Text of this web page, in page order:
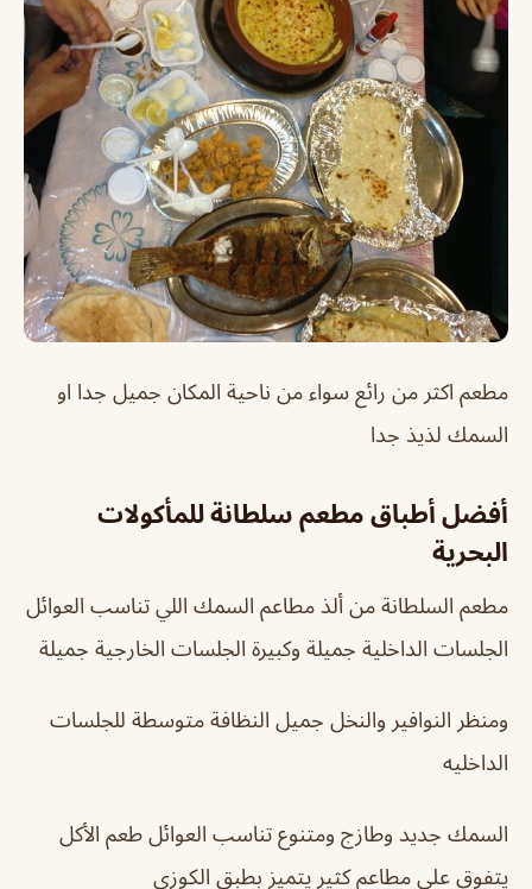
مطعم اكثر من رائع سواء من ناحية المكان جميل جدا او
السمك لذيذ جدا
أفضل أطباق مطعم سلطانة للمأكولات
البحرية
مطعم السلطانة من ألذ مطاعم السمك اللي تناسب العوائل
الجلسات الداخلية جميلة وكبيرة الجلسات الخارجية جميلة
ومنظر النوافير والنخل جميل النظافة متوسطة للجلسات
الداخليه
السمك جديد وطازج ومتنوع تناسب العوائل طعم الأكل
يتفوق على مطاعم كثير يتميز بطبق الكوزي